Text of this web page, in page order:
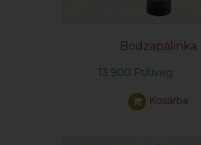
Bodzapálinka
13 900 Ft/üveg
Kosárba